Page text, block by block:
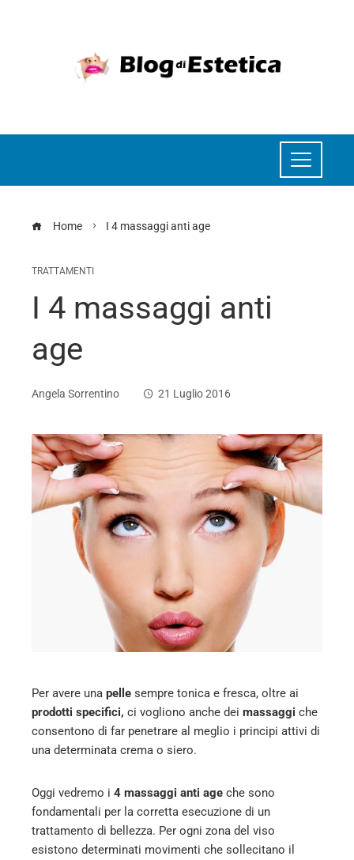
Home I 4 massaggi anti age
TRATTAMENTI
I 4 massaggi anti
age
Angela Sorrentino 21 Luglio 2016
Per avere una pelle sempre tonica e fresca, oltre ai
prodotti specifici, ci vogliono anche dei massaggi che
consentono di far penetrare al meglio i principi attivi di
una determinata crema o siero.
Oggi vedremo i 4 massaggi anti age che sono
fondamentali per la corretta esecuzione di un
trattamento di bellezza. Per ogni zona del viso
esistono determinati movimenti che sollecitano il